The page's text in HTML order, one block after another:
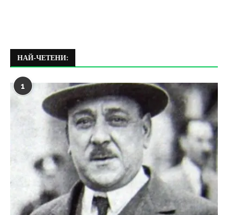
НАЙ-ЧЕТЕНИ:
1